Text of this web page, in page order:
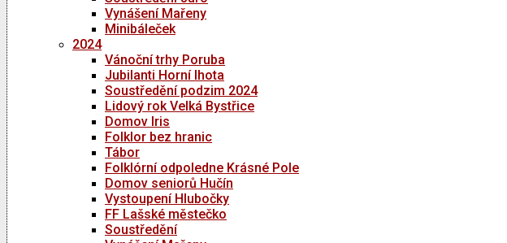
Vynášení Mařeny
Minibáleček
2024
Vánoční trhy Poruba
Jubilanti Horní lhota
Soustředění podzim 2024
Lidový rok Velká Bystřice
Domov Iris
Folklor bez hranic
Tábor
Folklórní odpoledne Krásné Pole
Domov seniorů Hučín
Vystoupení Hlubočky
FF Lašské městečko
Soustředění